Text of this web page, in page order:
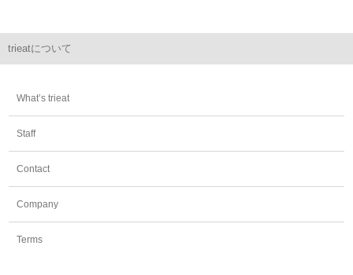
trieatについて
What’s trieat
Staff
Contact
Company
Terms